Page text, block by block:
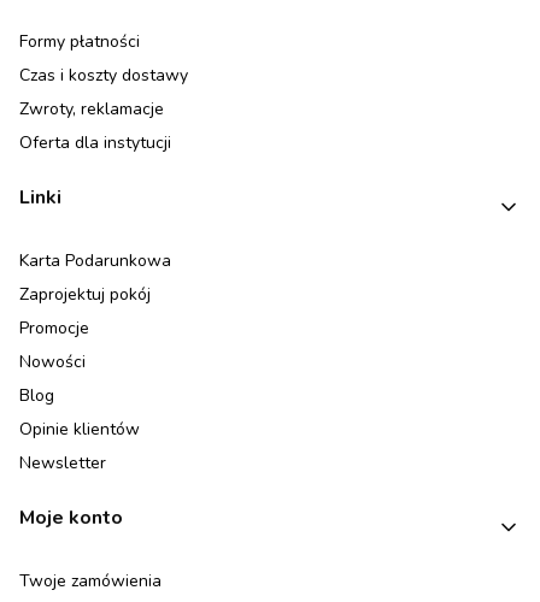
Formy płatności
Czas i koszty dostawy
Zwroty, reklamacje
Oferta dla instytucji
Linki
Karta Podarunkowa
Zaprojektuj pokój
Promocje
Nowości
Blog
Opinie klientów
Newsletter
Moje konto
Twoje zamówienia